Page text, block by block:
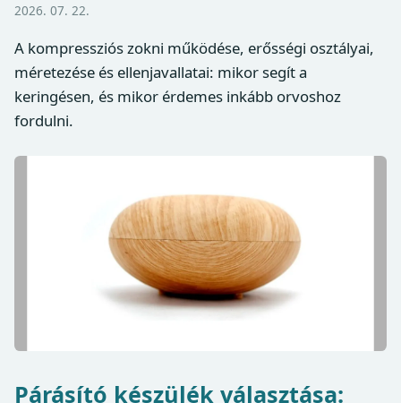
2026. 07. 22.
A kompressziós zokni működése, erősségi osztályai,
méretezése és ellenjavallatai: mikor segít a
keringésen, és mikor érdemes inkább orvoshoz
fordulni.
Párásító készülék választása: